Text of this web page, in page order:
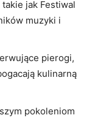
jak Festiwal
muzyki i
pierogi,
kulinarną
pokoleniom